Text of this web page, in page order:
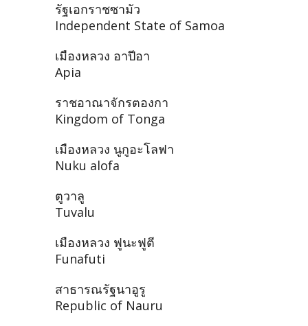
รัฐเอกราชซามัว
Independent State of Samoa
เมืองหลวง อาปีอา
Apia
ราชอาณาจักรตองกา
Kingdom of Tonga
เมืองหลวง นูกูอะโลฟา
Nuku alofa
ตูวาลู
Tuvalu
เมืองหลวง ฟูนะฟูตี
Funafuti
สาธารณรัฐนาอูรู
Republic of Nauru